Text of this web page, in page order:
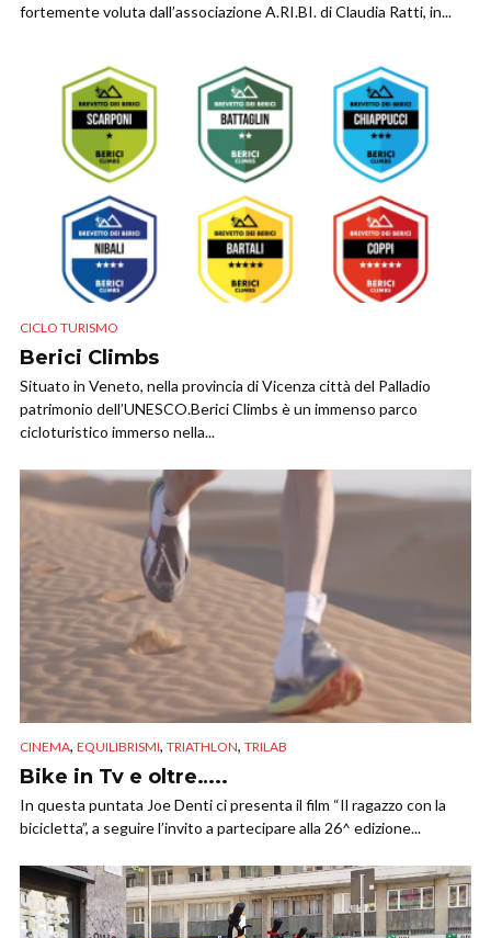
fortemente voluta dall’associazione A.RI.BI. di Claudia Ratti, in...
CICLO TURISMO
Berici Climbs
Situato in Veneto, nella provincia di Vicenza città del Palladio
patrimonio dell’UNESCO.Berici Climbs è un immenso parco
cicloturistico immerso nella...
CINEMA, EQUILIBRISMI, TRIATHLON, TRILAB
Bike in Tv e oltre…..
In questa puntata Joe Denti ci presenta il film “Il ragazzo con la
bicicletta”, a seguire l’invito a partecipare alla 26^ edizione...